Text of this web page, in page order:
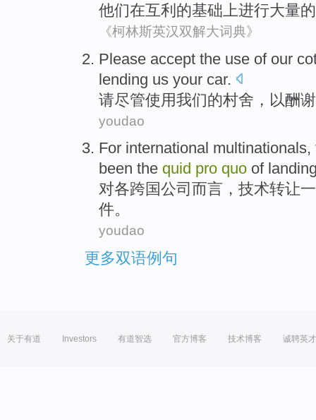
他们在互利 的基础上进行大量的
《柯林斯英汉双解大词典》
Please accept the use of our
lending us your car.
请尽管使用我们的村舍 ， 以酬谢
youdao
For international multinationals,
been the quid pro quo of
对各跨国公司而言， 技术转让
件。
youdao
更多双语例句
关于有道 Investors 有道智选 官方博客 技术博客 诚聘英才